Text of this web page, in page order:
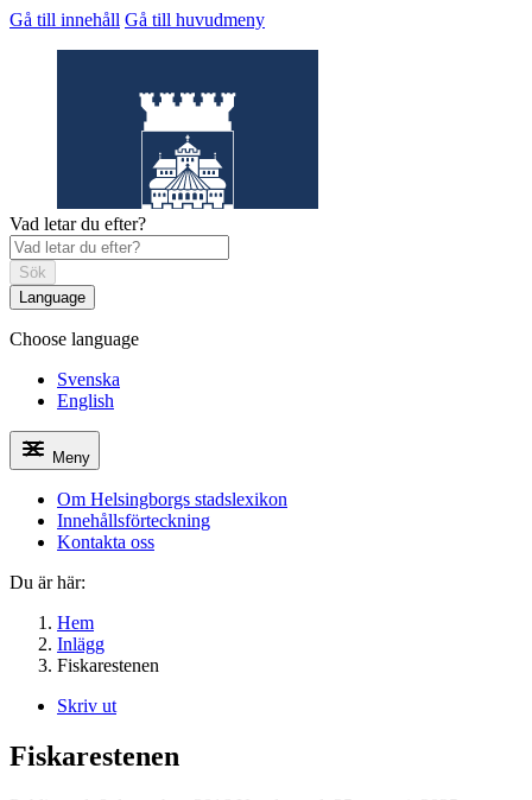
Gå till innehåll Gå till huvudmeny
Helsingborgs stadslexikon
Vad letar du efter?
Sök
Language
Choose language
Svenska
English
Meny
Om Helsingborgs stadslexikon
Innehållsförteckning
Kontakta oss
Du är här:
Hem
Inlägg
Fiskarestenen
Skriv ut
Fiskarestenen